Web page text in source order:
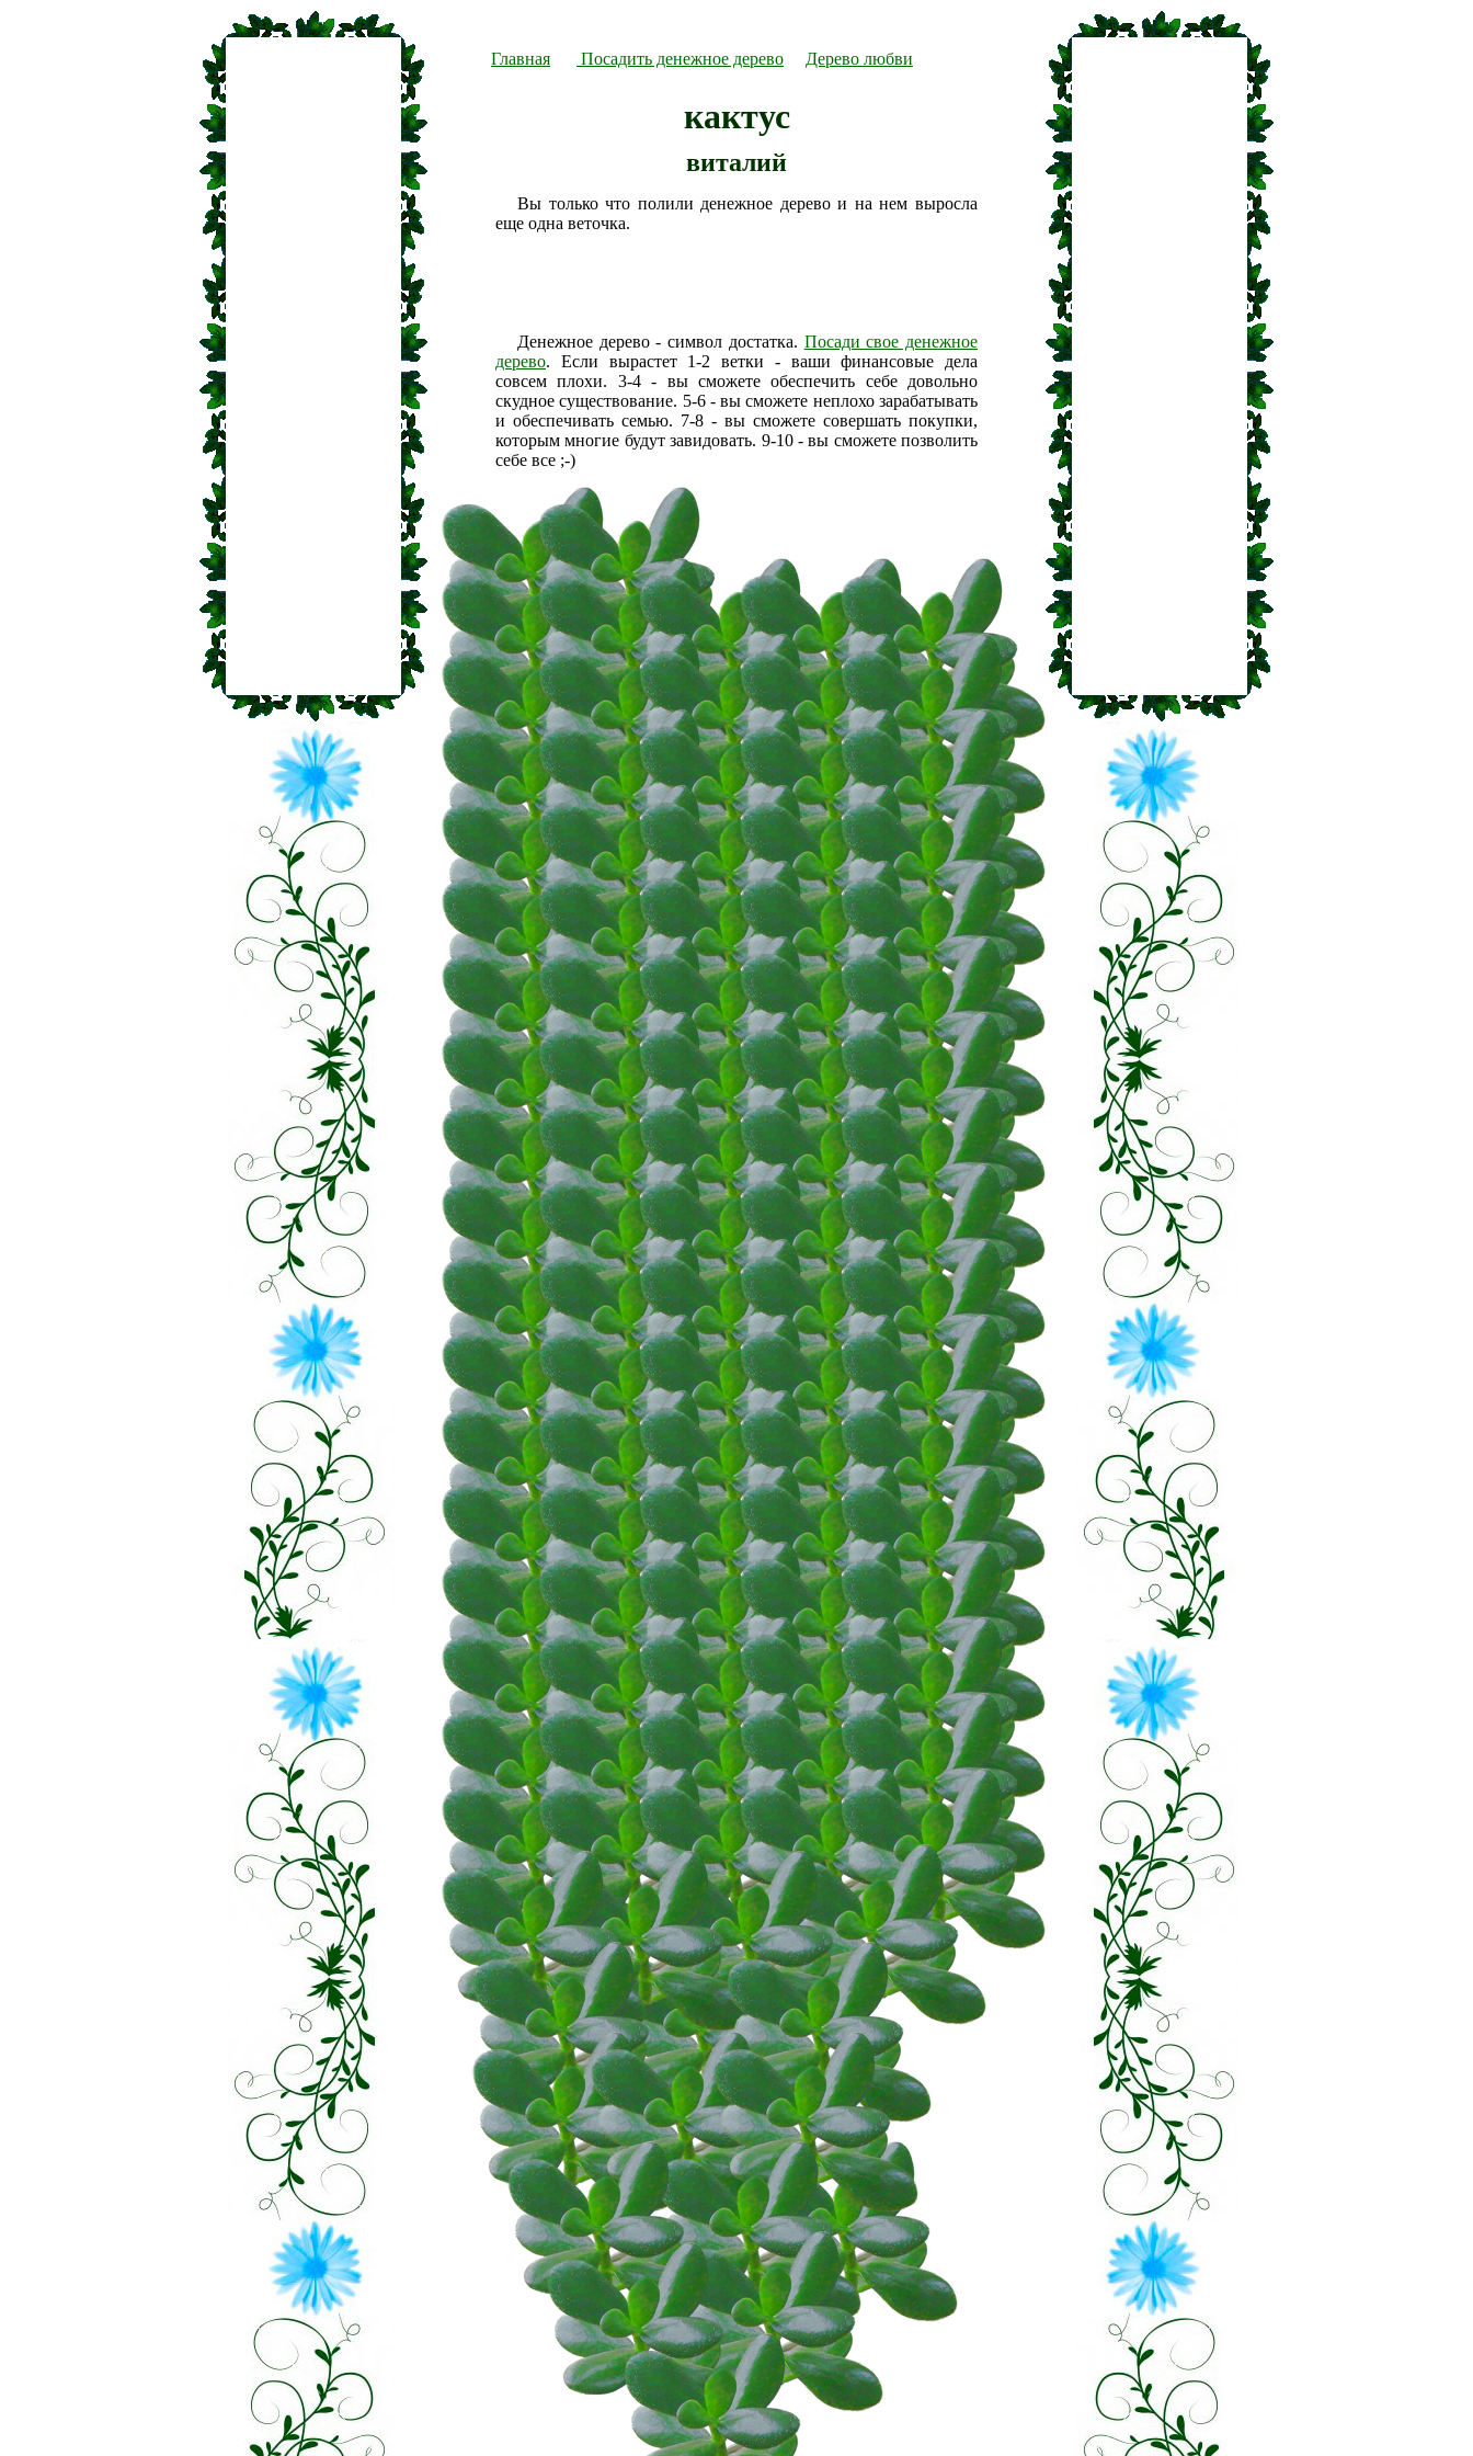
Главная Посадить денежное дерево Дерево любви
кактус
виталий
Вы только что полили денежное дерево и на нем выросла
еще одна веточка.
Денежное дерево - символ достатка. Посади свое денежное
дерево. Если вырастет 1-2 ветки - ваши финансовые дела
совсем плохи. 3-4 - вы сможете обеспечить себе довольно
скудное существование. 5-6 - вы сможете неплохо зарабатывать
и обеспечивать семью. 7-8 - вы сможете совершать покупки,
которым многие будут завидовать. 9-10 - вы сможете позволить
себе все ;-)